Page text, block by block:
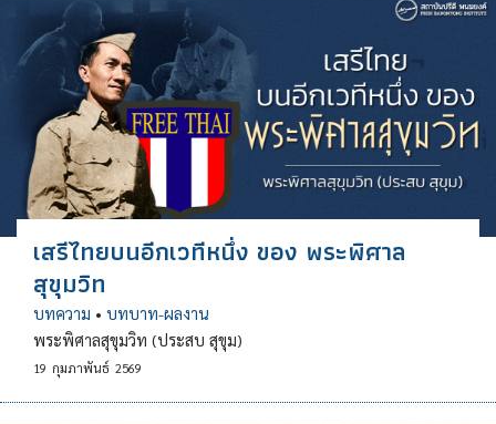
เสรีไทยบนอีกเวทีหนึ่ง ของ พระพิศาล
สุขุมวิท
บทความ • บทบาท-ผลงาน
พระพิศาลสุขุมวิท (ประสบ สุขุม)
19 กุมภาพันธ์ 2569